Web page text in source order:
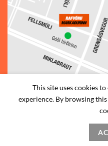
© 2026
Reykjavík
This site uses cookies
experience. By browsing